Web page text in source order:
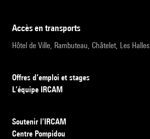
accès en transports
Hôtel de Ville, Rambuteau, Châtelet, Les Halles
Offres d’emploi et stages
L’équipe IRCAM
Soutenir l’IRCAM
Centre Pompidou